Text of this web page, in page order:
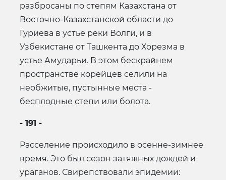
разбросаны по степям Казахстана от
Восточно-Казахстанской области до
Гуриева в устье реки Волги, и в
Узбекистане от Ташкента до Хорезма в
устье Амударьи. В этом бескрайнем
пространстве корейцев селили на
необжитые, пустынные места -
бесплодные степи или болота.
- 191 -
Расселение происходило в осенне-зимнее
время. Это был сезон затяжных дождей и
ураганов. Свирепствовали эпидемии: